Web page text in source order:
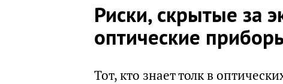
Риски, скрытые за
оптические
Тот, кто знает толк в